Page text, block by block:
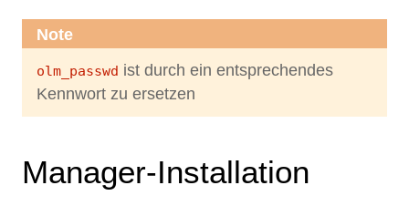
Note
olm_passwd ist durch ein entsprechendes
Kennwort zu ersetzen
Manager-Installation